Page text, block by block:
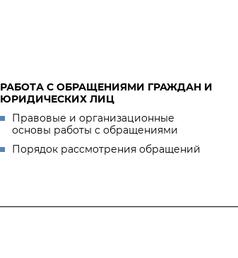
РАБОТА С ОБРАЩЕНИЯМИ ГРАЖДАН И
ЮРИДИЧЕСКИХ ЛИЦ
Правовые и организационные
основы работы с обращениями
Порядок рассмотрения обращений